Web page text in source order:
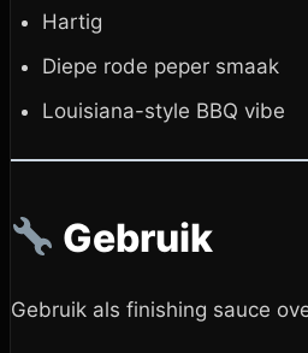
Hartig
Diepe rode peper smaak
Louisiana-style BBQ vibe
Gebruik
Gebruik als finishing sauce